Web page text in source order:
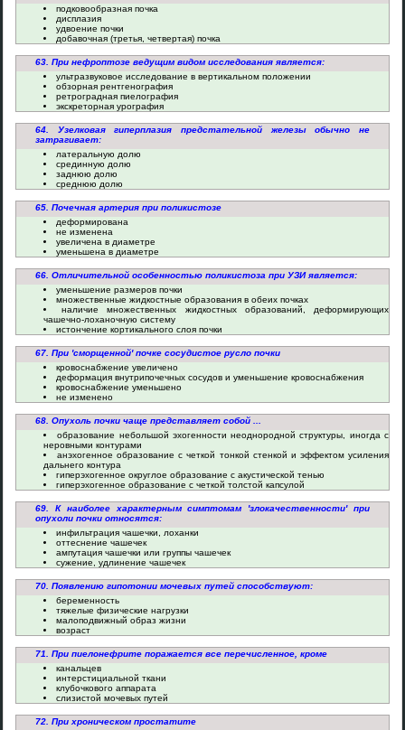
подковообразная почка
дисплазия
удвоение почки
добавочная (третья, четвертая) почка
63. При нефроптозе ведущим видом исследования является:
ультразвуковое исследование в вертикальном положении
обзорная рентгенография
ретроградная пиелография
экскреторная урография
64. Узелковая гиперплазия предстательной железы обычно не
затрагивает:
латеральную долю
срединную долю
заднюю долю
среднюю долю
65. Почечная артерия при поликистозе
деформирована
не изменена
увеличена в диаметре
уменьшена в диаметре
66. Отличительной особенностью поликистоза при УЗИ является:
уменьшение размеров почки
множественные жидкостные образования в обеих почках
наличие множественных жидкостных образований, деформирующих
чашечно-лоханочную систему
истончение кортикального слоя почки
67. При 'сморщенной' почке сосудистое русло почки
кровоснабжение увеличено
деформация внутрипочечных сосудов и уменьшение кровоснабжения
кровоснабжение уменьшено
не изменено
68. Опухоль почки чаще представляет собой ...
образование небольшой эхогенности неоднородной структуры, иногда с
неровными контурами
анэхогенное образование с четкой тонкой стенкой и эффектом усиления
дальнего контура
гиперэхогенное округлое образование с акустической тенью
гиперэхогенное образование с четкой толстой капсулой
69. К наиболее характерным симптомам 'злокачественности' при
опухоли почки относятся:
инфильтрация чашечки, лоханки
оттеснение чашечек
ампутация чашечки или группы чашечек
сужение, удлинение чашечек
70. Появлению гипотонии мочевых путей способствуют:
беременность
тяжелые физические нагрузки
малоподвижный образ жизни
возраст
71. При пиелонефрите поражается все перечисленное, кроме
канальцев
интерстициальной ткани
клубочкового аппарата
слизистой мочевых путей
72. При хроническом простатите